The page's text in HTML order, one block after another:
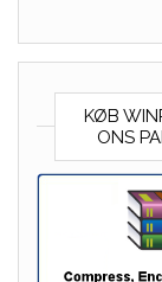
KØB
ONS